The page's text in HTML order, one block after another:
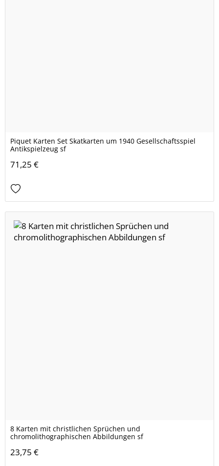
Piquet Karten Set Skatkarten um 1940 Gesellschaftsspiel
Antikspielzeug sf
71,25 €
8 Karten mit christlichen Sprüchen und
chromolithographischen Abbildungen sf
23,75 €